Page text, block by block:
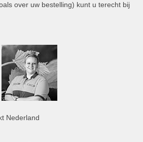
over uw bestelling) kunt u terecht bij
Nederland